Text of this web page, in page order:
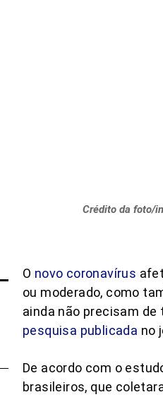
Crédito da foto/
O novo coronavírus
ou moderado, como
ainda não precisam
pesquisa publicada no
De acordo com o
brasileiros, que